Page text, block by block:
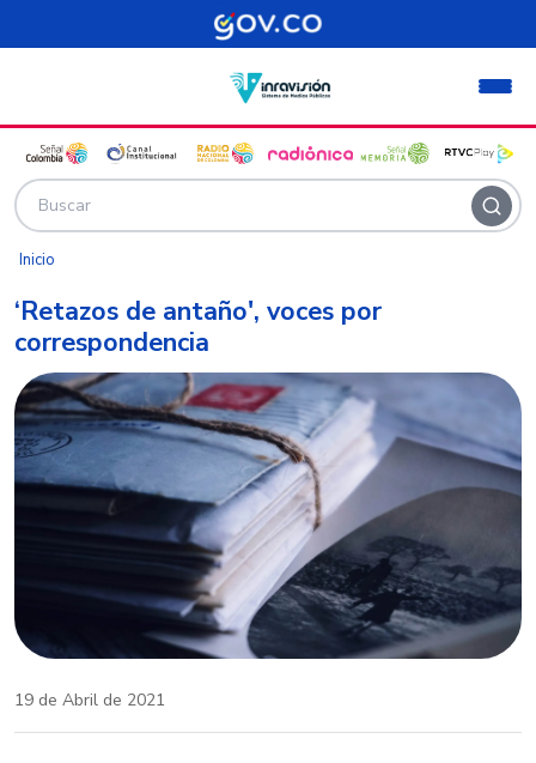
Pasar al contenido principal
Inicio
‘Retazos de antaño', voces por
correspondencia
19 de Abril de 2021